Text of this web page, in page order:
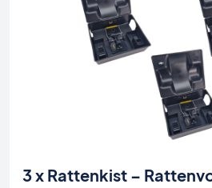
3 x Rattenkist –